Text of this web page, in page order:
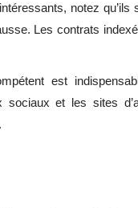
notez qu’ils
Les contrats
est
sociaux et les sites